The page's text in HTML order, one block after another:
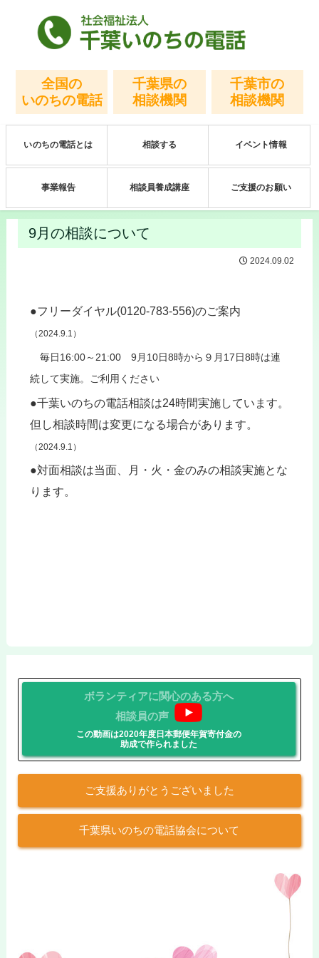
全国の
いのちの電話
千葉県の
相談機関
千葉市の
相談機関
いのちの電話とは 相談する イベント情報
事業報告 相談員養成講座 ご支援のお願い
9月の相談について
2024.09.02
●フリーダイヤル(0120-783-556)のご案内
（2024.9.1）
毎日16:00～21:00 9月10日8時から９月17日8時は連
続して実施。 ご利用ください
●千葉いのちの電話相談は24時間実施しています。
但し相談時間は変更になる場合があります。
（2024.9.1）
●対面相談は当面、月・火・金のみの相談実施とな
ります。
ボランティアに関心のある方へ
相談員の声
この動画は2020年度日本郵便年賀寄付金の
助成で作られました
ご支援ありがとうございました
千葉県いのちの電話協会について